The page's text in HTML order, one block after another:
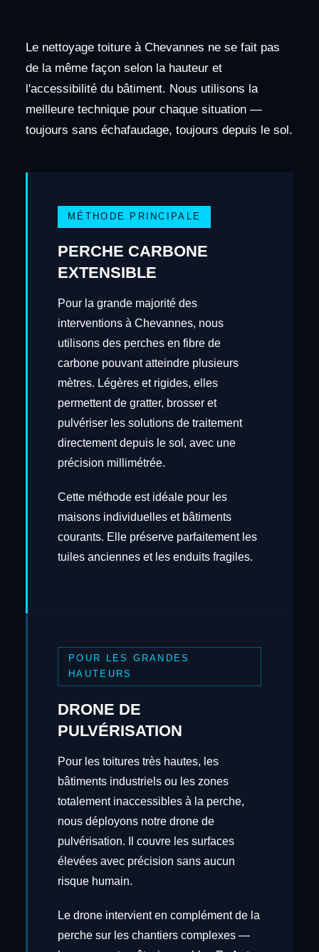
Le nettoyage toiture à Chevannes ne se fait pas
de la même façon selon la hauteur et
l'accessibilité du bâtiment. Nous utilisons la
meilleure technique pour chaque situation —
toujours sans échafaudage, toujours depuis le sol.
MÉTHODE PRINCIPALE
PERCHE CARBONE
EXTENSIBLE
Pour la grande majorité des
interventions à Chevannes, nous
utilisons des perches en fibre de
carbone pouvant atteindre plusieurs
mètres. Légères et rigides, elles
permettent de gratter, brosser et
pulvériser les solutions de traitement
directement depuis le sol, avec une
précision millimétrée.
Cette méthode est idéale pour les
maisons individuelles et bâtiments
courants. Elle préserve parfaitement les
tuiles anciennes et les enduits fragiles.
POUR LES GRANDES
HAUTEURS
DRONE DE
PULVÉRISATION
Pour les toitures très hautes, les
bâtiments industriels ou les zones
totalement inaccessibles à la perche,
nous déployons notre drone de
pulvérisation. Il couvre les surfaces
élevées avec précision sans aucun
risque humain.
Le drone intervient en complément de la
perche sur les chantiers complexes —